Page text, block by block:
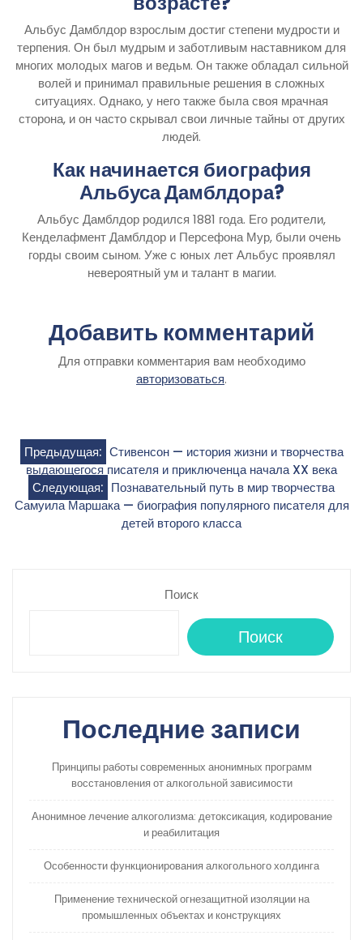
Альбус Дамблдор взрослым достиг степени мудрости и
терпения. Он был мудрым и заботливым наставником для
многих молодых магов и ведьм. Он также обладал сильной
волей и принимал правильные решения в сложных
ситуациях. Однако, у него также была своя мрачная
сторона, и он часто скрывал свои личные тайны от других
людей.
Как начинается биография
Альбуса Дамблдора?
Альбус Дамблдор родился 1881 года. Его родители,
Кенделафмент Дамблдор и Персефона Мур, были очень
горды своим сыном. Уже с юных лет Альбус проявлял
невероятный ум и талант в магии.
Добавить комментарий
Для отправки комментария вам необходимо
авторизоваться.
Навигация
по
записям
Предыдущая: Стивенсон — история жизни и творчества
выдающегося писателя и приключенца начала XX века
Следующая: Познавательный путь в мир творчества
Самуила Маршака — биография популярного писателя для
детей второго класса
Поиск
Поиск
Последние записи
Принципы работы современных анонимных программ
восстановления от алкогольной зависимости
Анонимное лечение алкоголизма: детоксикация, кодирование
и реабилитация
Особенности функционирования алкогольного холдинга
Применение технической огнезащитной изоляции на
промышленных объектах и конструкциях